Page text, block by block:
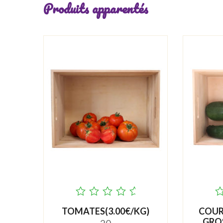
Produits apparentés
of
TOMATES(3.00€/KG)